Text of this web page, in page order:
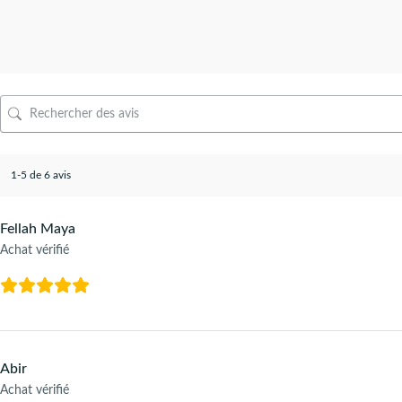
1-5 de 6 avis
Fellah Maya
Achat vérifié
Abir
Achat vérifié